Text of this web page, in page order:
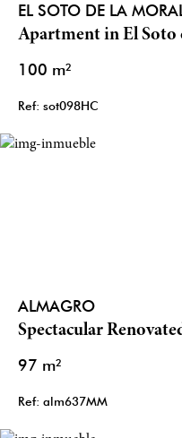
EL SOTO DE LA
Apartment in El Soto
100 m²
Ref: sot098HC
ALMAGRO
Spectacular
97 m²
Ref: alm637MM